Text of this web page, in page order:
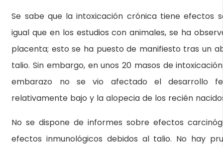
Se sabe que la intoxicación crónica tiene efectos
igual que en los estudios con animales, se ha
placenta; esto se ha puesto de manifiesto tras un
talio. Sin embargo, en unos 20 masos de
embarazo no se vio afectado el desarrollo
relativamente bajo y la alopecia de los recién
No se dispone de informes sobre efectos
efectos inmunológicos debidos al talio. No hay